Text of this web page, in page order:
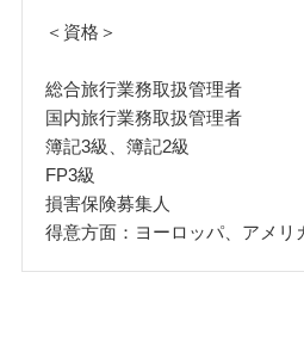
＜資格＞
総合旅行業務取扱管理者
国内旅行業務取扱管理者
簿記3級、簿記2級
FP3級
損害保険募集人
得意方面：ヨーロッパ、アメリ